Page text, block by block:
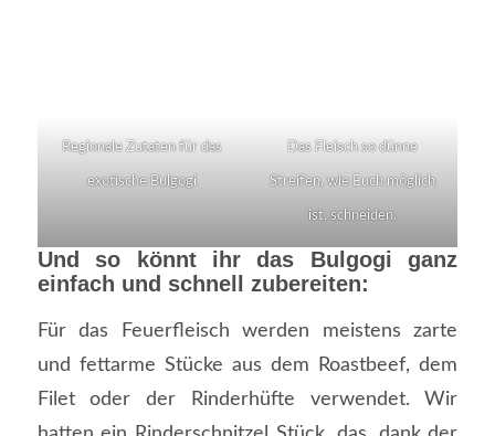
Regionale Zutaten für das
exotische Bulgogi
Das Fleisch so dünne
Streifen, wie Euch möglich
ist, schneiden.
Und so könnt ihr das Bulgogi ganz
einfach und schnell zubereiten:
Für das Feuerfleisch werden meistens zarte
und fettarme Stücke aus dem Roastbeef, dem
Filet oder der Rinderhüfte verwendet. Wir